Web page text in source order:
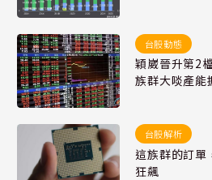
台股動態
穎崴晉升第2
族群大啖產能
台股解析
這族群的訂單
狂飆